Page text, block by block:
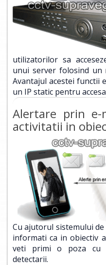
utilizatorilor sa
unui server folosind un
Avantajul acestei functii
un IP static pentru
Alertare prin e-
activitatii in
Cu ajutorul sistemului
informati ca in obiectiv
veti primi o poza cu
detectarii.